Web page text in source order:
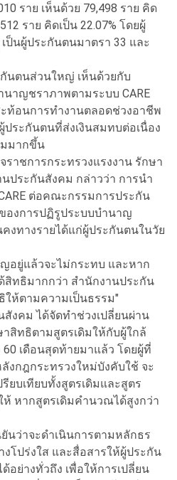
ราย เห็นด้วย 79,498 ราย คิด
ราย คิดเป็น 22.07% โดยผู้
นผู้ประกันตนมาตรา 33 และ
กันตนส่วนใหญ่ เห็นด้วยกับ
าญชราภาพตามระบบ CARE
ท้อนการทำงานตลอดช่วงอาชีพ
ประกันตนที่ส่งเงินสมทบต่อเนื่อง
มากขึ้น
าชการกระทรวงแรงงาน รักษา
ประกันสังคม กล่าวว่า การนำ
ต่อคณะกรรมการประกัน
องการปฏิรูประบบบำนาญ
งทางรายได้แก่ผู้ประกันตนในวัย
อยู่แล้วจะไม่กระทบ และหาก
ทธิมากกว่า สำนักงานประกัน
ให้ตามความเป็นธรรม"
งคม ได้จัดทำช่วงเปลี่ยนผ่าน
าสิทธิตามสูตรเดิมให้กับผู้ใกล้
เดือนสุดท้ายมาแล้ว โดยผู้ที่
งกฎกระทรวงใหม่บังคับใช้ จะ
บเทียบทั้งสูตรเดิมและสูตร
ห้ หากสูตรเดิมคำนวณได้สูงกว่า
นว่าจะดำเนินการตามหลักธร
งโปร่งใส และสื่อสารให้ผู้ประกัน
อย่างทั่วถึง เพื่อให้การเปลี่ยน